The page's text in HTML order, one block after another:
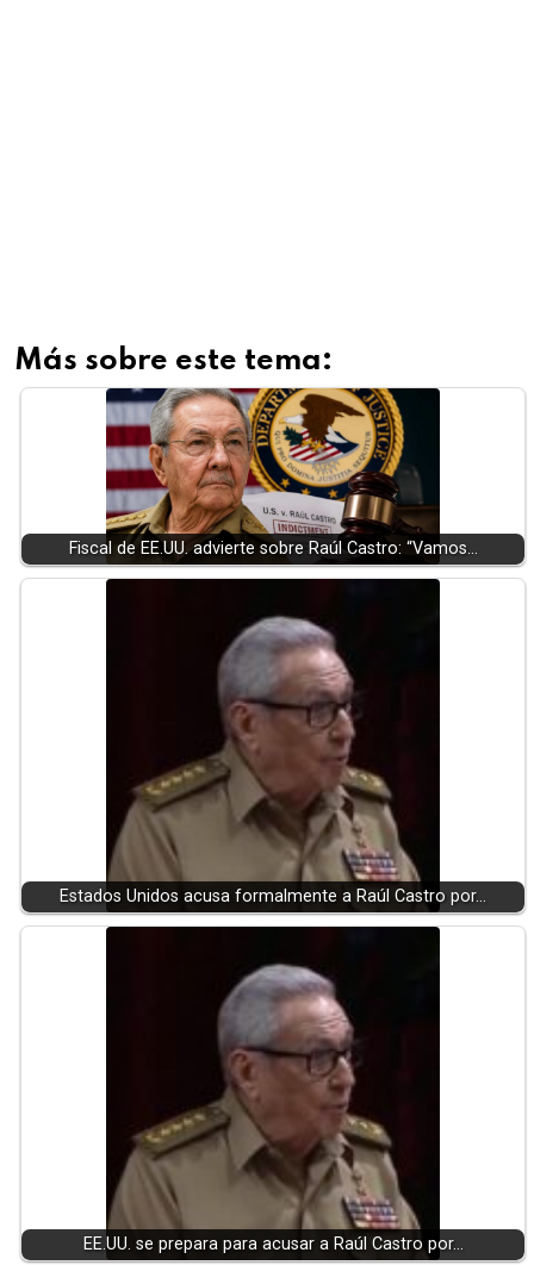
Más sobre este tema:
Fiscal de EE.UU. advierte sobre Raúl Castro: “Vamos…
Estados Unidos acusa formalmente a Raúl Castro por…
EE.UU. se prepara para acusar a Raúl Castro por…